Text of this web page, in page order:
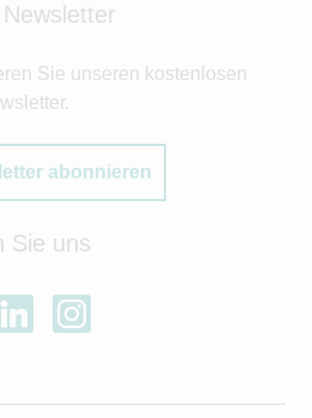
Sie unseren kostenlosen
abonnieren
Sie uns